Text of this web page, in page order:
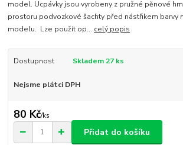
model. Ucpávky jsou vyrobeny z pružné pěnové
prostoru podvozkové šachty před nástřikem barvy
modelu. Lze použít op... celý popis
Dostupnost Skladem 27 ks
Nejsme plátci DPH
80 Kč/ks
Přidat do košíku